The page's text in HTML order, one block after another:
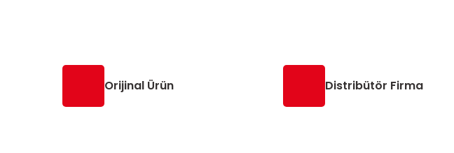
Orijinal Ürün Distribütör Firma